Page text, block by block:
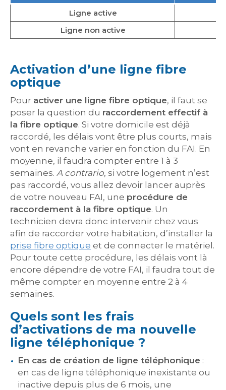
Ligne active
Ligne non active
Activation d’une ligne fibre
optique
Pour activer une ligne fibre optique, il faut se
poser la question du raccordement effectif à
la fibre optique. Si votre domicile est déjà
raccordé, les délais vont être plus courts, mais
vont en revanche varier en fonction du FAI. En
moyenne, il faudra compter entre 1 à 3
semaines. A contrario, si votre logement n’est
pas raccordé, vous allez devoir lancer auprès
de votre nouveau FAI, une procédure de
raccordement à la fibre optique. Un
technicien devra donc intervenir chez vous
afin de raccorder votre habitation, d’installer la
prise fibre optique et de connecter le matériel.
Pour toute cette procédure, les délais vont là
encore dépendre de votre FAI, il faudra tout de
même compter en moyenne entre 2 à 4
semaines.
Quels sont les frais
d’activations de ma nouvelle
ligne téléphonique ?
En cas de création de ligne téléphonique :
en cas de ligne téléphonique inexistante ou
inactive depuis plus de 6 mois, une